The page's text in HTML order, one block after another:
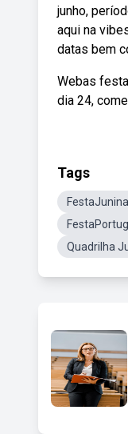
junho,
aqui na
datas bem
Webas
dia 24,
Tags
FestaJunina
Quadrilha